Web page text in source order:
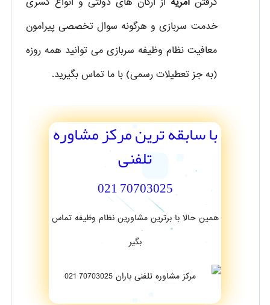
خدمت سربازی و هرگونه سوال تخصصی پیرامون
معافیت نظام وظیفه سربازی می توانید همه روزه
(به جز تعطیلات رسمی) با ما تماس بگیرید.
با سابقه ترین مرکز مشاوره
تلفنی
70703025 021
همین حالا با برترین مشاورین نظام وظیفه تماس
بگیر